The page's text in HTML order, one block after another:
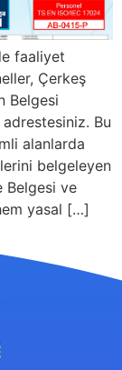
faaliyet
Çerkeş
Belgesi
Bu
alanlarda
belgeleyen
Belgesi ve
yasal […]